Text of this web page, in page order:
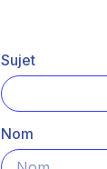
Sujet
Nom